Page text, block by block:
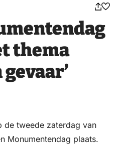
thema
de tweede zaterdag van
Monumentendag plaats.